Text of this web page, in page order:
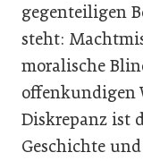
gegenteiligen
steht:
moralische
offenkundigen
Diskrepanz ist
Geschichte